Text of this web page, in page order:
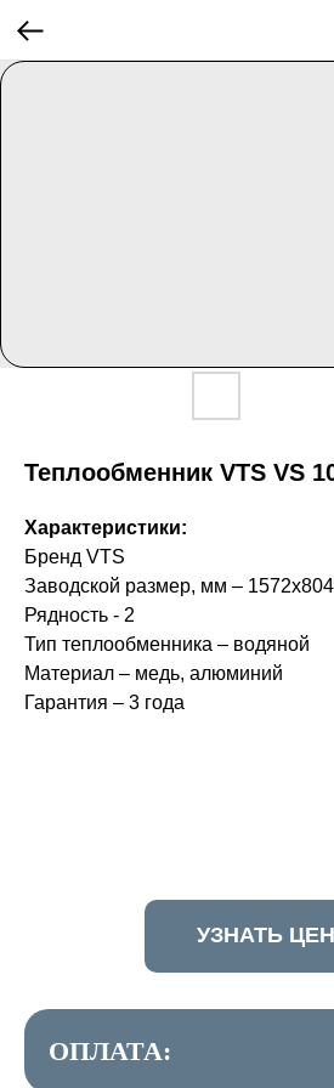
Теплообменник VTS VS
Характеристики:
Бренд VTS
Заводской размер, мм –
Рядность - 2
Тип теплообменника – водяной
Материал – медь, алюминий
Гарантия – 3 года
УЗНАТЬ
ОПЛАТА: